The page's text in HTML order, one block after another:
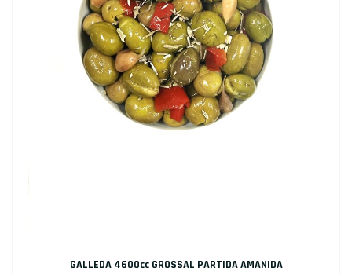
GALLEDA 4600cc GROSSAL PARTIDA AMANIDA